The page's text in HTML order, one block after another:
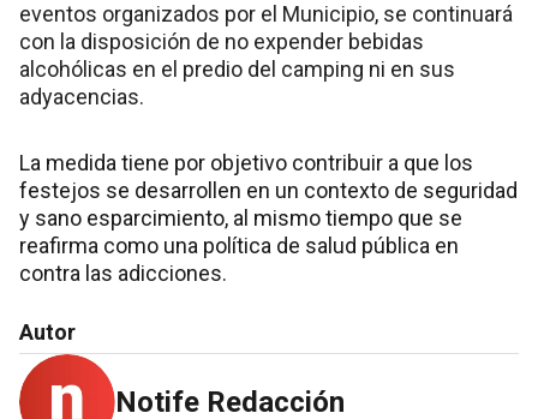
eventos organizados por el Municipio, se continuará
con la disposición de no expender bebidas
alcohólicas en el predio del camping ni en sus
adyacencias.
La medida tiene por objetivo contribuir a que los
festejos se desarrollen en un contexto de seguridad
y sano esparcimiento, al mismo tiempo que se
reafirma como una política de salud pública en
contra las adicciones.
Autor
Notife Redacción